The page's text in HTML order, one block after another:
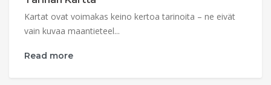
Kartat ovat voimakas keino kertoa tarinoita – ne eivät
vain kuvaa maantieteel...
Read more